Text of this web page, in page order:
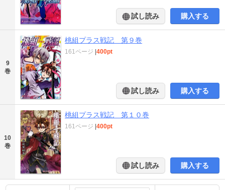
試し読み 購入する
9
巻
桃組プラス戦記 第９巻
161ページ 400pt
試し読み 購入する
10
巻
桃組プラス戦記 第１０巻
161ページ 400pt
試し読み 購入する